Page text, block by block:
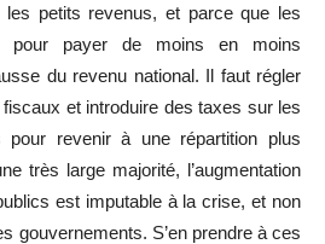
les petits revenus, et parce que les
pour payer de moins en moins
du revenu national. Il faut régler
et introduire des taxes sur les
pour revenir à une répartition plus
très large majorité, l’augmentation
est imputable à la crise, et non
gouvernements. S’en prendre à ces